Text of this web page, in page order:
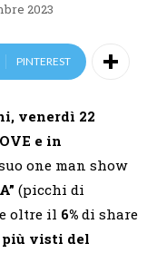
2023
PINTEREST
venerdì 22
e in
one man show
(picchi di
oltre il 6% di share
visti del